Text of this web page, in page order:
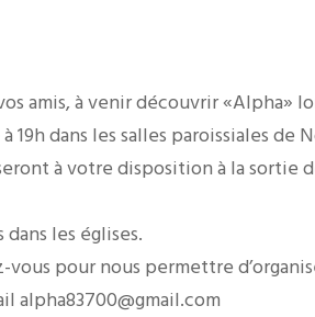
amis, à venir découvrir «Alpha»
dans les salles paroissiales de
à votre disposition à la sortie
les églises.
vous pour nous permettre
alpha83700@gmail.com